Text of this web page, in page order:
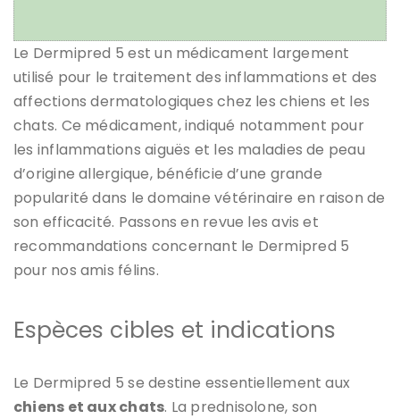
Le Dermipred 5 est un médicament largement
utilisé pour le traitement des inflammations et des
affections dermatologiques chez les chiens et les
chats. Ce médicament, indiqué notamment pour
les inflammations aiguës et les maladies de peau
d’origine allergique, bénéficie d’une grande
popularité dans le domaine vétérinaire en raison de
son efficacité. Passons en revue les avis et
recommandations concernant le Dermipred 5
pour nos amis félins.
Espèces cibles et indications
Le Dermipred 5 se destine essentiellement aux
chiens et aux chats. La prednisolone, son